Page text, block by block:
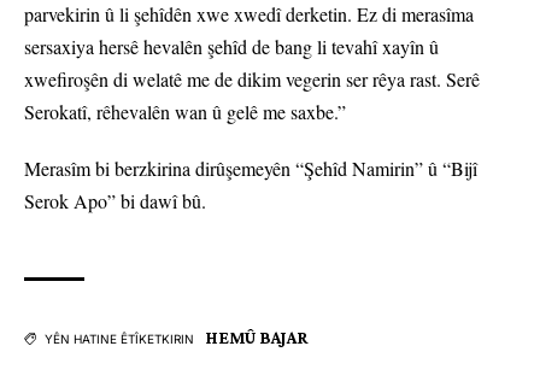
parvekirin û li şehîdên xwe xwedî derketin. Ez di merasîma
sersaxiya hersê hevalên şehîd de bang li tevahî xayîn û
xwefiroşên di welatê me de dikim vegerin ser rêya rast. Serê
Serokatî, rêhevalên wan û gelê me saxbe.”
Merasîm bi berzkirina dirûşemeyên “Şehîd Namirin” û “Bijî
Serok Apo” bi dawî bû.
YÊN HATINE ÊTÎKETKIRIN HEMÛ BAJAR